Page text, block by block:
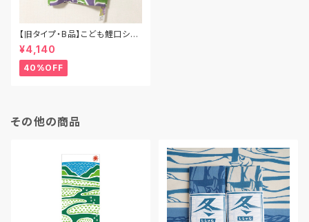
【旧タイプ・B品】こども鯉口シャ
ツ／温泉（Oh!湯～）／Mサイズ
（90cm〜100cm）
¥4,140
40%OFF
その他の商品